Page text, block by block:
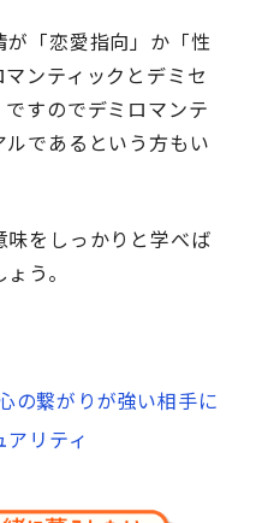
「恋愛指向」か「性
ンティックとデミセ
すのでデミロマンテ
であるという方もい
をしっかりと学べば
う。
の繋がりが強い相手に
リティ